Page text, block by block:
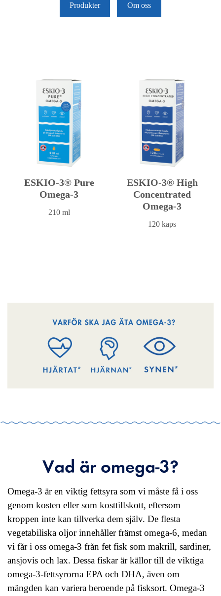
Produkter Om oss
ESKIO-3® Pure
Omega-3
210 ml
ESKIO-3® High
Concentrated
Omega-3
120 kaps
Vad är omega-3?
Omega-3 är en viktig fettsyra som vi måste få i oss
genom kosten eller som kosttillskott, eftersom
kroppen inte kan tillverka dem själv. De flesta
vegetabiliska oljor innehåller främst omega-6, medan
vi får i oss omega-3 från fet fisk som makrill, sardiner,
ansjovis och lax. Dessa fiskar är källor till de viktiga
omega-3-fettsyrorna EPA och DHA, även om
mängden kan variera beroende på fisksort. Omega-3